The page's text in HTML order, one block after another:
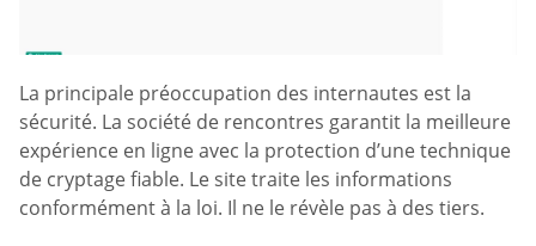
La principale préoccupation des internautes est la
sécurité. La société de rencontres garantit la meilleure
expérience en ligne avec la protection d’une technique
de cryptage fiable. Le site traite les informations
conformément à la loi. Il ne le révèle pas à des tiers.